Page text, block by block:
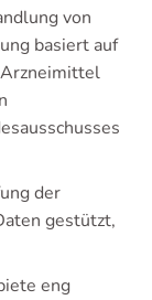
von
basiert auf
der
gestützt,
eng